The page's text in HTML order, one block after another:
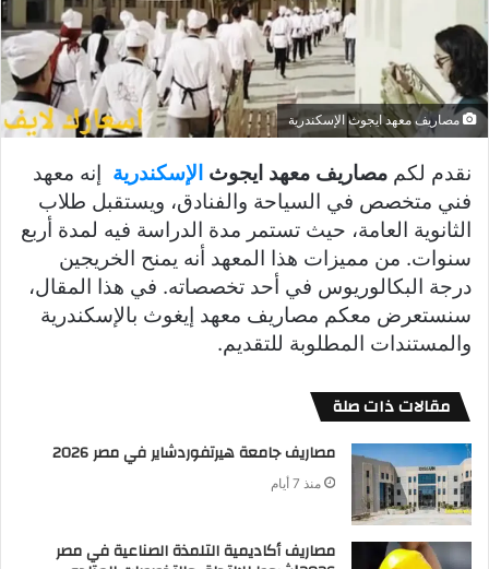
مصاريف معهد ايجوث الإسكندرية
نقدم لكم مصاريف معهد ايجوث الإسكندرية إنه معهد
فني متخصص في السياحة والفنادق، ويستقبل طلاب
الثانوية العامة، حيث تستمر مدة الدراسة فيه لمدة أربع
سنوات. من مميزات هذا المعهد أنه يمنح الخريجين
درجة البكالوريوس في أحد تخصصاته. في هذا المقال،
سنستعرض معكم مصاريف معهد إيغوث بالإسكندرية
والمستندات المطلوبة للتقديم.
مقالات ذات صلة
مصاريف جامعة هيرتفوردشاير في مصر 2026
منذ 7 أيام
مصاريف أكاديمية التلمذة الصناعية في مصر